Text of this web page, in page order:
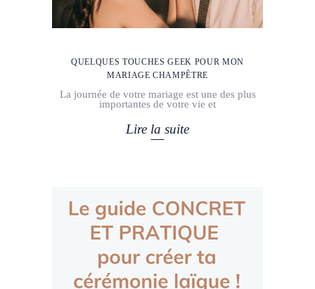
QUELQUES TOUCHES GEEK POUR MON
MARIAGE CHAMPÊTRE
La journée de votre mariage est une des plus
importantes de votre vie et
Lire la suite